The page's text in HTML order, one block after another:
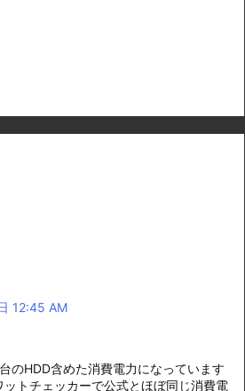
12:45 AM
のHDD含めた消費電力になっています
トチェッカーで公式とほぼ同じ消費電